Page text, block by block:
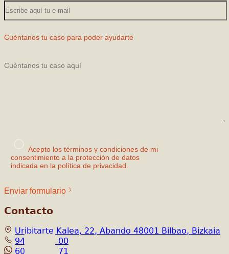
Cuéntanos tu caso para poder ayudarte
Acepto los términos y condiciones de mi
consentimiento a la protección de datos
indicada en la política de privacidad.
Enviar formulario
Contacto
Uribitarte Kalea, 22, Abando 48001 Bilbao, Bizkaia
944 21 48 00
608 51 82 71